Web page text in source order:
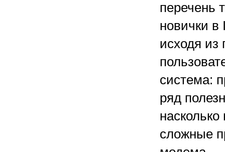
перечень
новички в
исходя из
система:
ряд
сложные